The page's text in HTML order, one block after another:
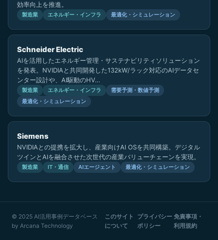
効率向上を推進。
製造業 エネルギー・インフラ 最適化・シミュレーション
Schneider Electric
AIを活用したエネルギー管理・サステナビリティソリューション
を発表。NVIDIAと共同開発した132kW/ラック対応のAIデータセ
ンター設計や、AI駆動のHV…
製造業 エネルギー・インフラ
需要予測・数値予測
最適化・シミュレーション
Siemens
NVIDIAとの提携を拡大し、産業向けAI OSを共同構築。デジタル
ツインとAIを融合させた次世代の産業バリューチェーンを実現。
製造業 IT・通信 AIエージェント 最適化・シミュレーション
© 2025 AI活用事例データベース
by Arcana Technology
このサイト
について
プライバシー
ポリシー
免責事項・
利用規約